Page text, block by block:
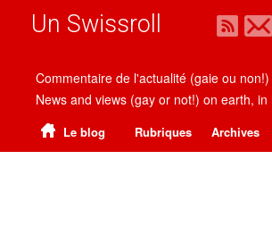
Un Swissroll
Commentaire de l'actualité (gaie ou
News and views (gay or not!) on earth,
Le blog Rubriques Archives